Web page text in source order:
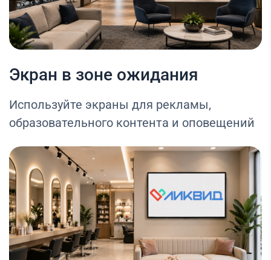
Экран в зоне ожидания
Используйте экраны для рекламы,
образовательного контента и оповещений